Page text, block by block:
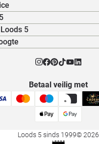
5
Betaal veilig met
Loods 5 sinds 1999© 2026